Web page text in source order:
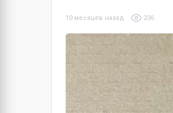
10 месяцев назад 236